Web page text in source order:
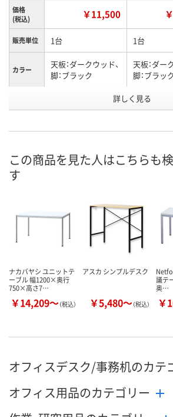
価格
(税込)
￥11,500
販売単位 1台 1台
カラー
天板：ダークウッド、
脚：ブラック
天板：ダー
脚：ブラッ
幅1000×奥行700×
高さ720mm
幅1400×奥
高さ
種別 長方形 台形
お申込番
号
AR85282 NR43028
8月11日（火） 8月11日（火
カゴへ
数量
詳しく見る
この商品を見た人はこちらも
す
ナカバヤシ ユニットテ
ーブル 幅1200×奥行
750×高さ7…
￥14,209～（税込）
アスカ シンプルデスク
￥5,480～（税込）
議テ
奥…
￥
オフィスデスク/事務机のカテ
オフィス用品のカテゴリー